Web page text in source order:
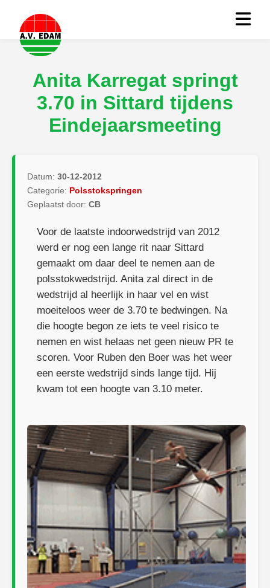
Anita Karregat springt
3.70 in Sittard tijdens
Eindejaarsmeeting
Datum: 30-12-2012
Categorie: Polsstokspringen
Geplaatst door: CB
Voor de laatste indoorwedstrijd van 2012
werd er nog een lange rit naar Sittard
gemaakt om daar deel te nemen aan de
polsstokwedstrijd. Anita zal direct in de
wedstrijd al heerlijk in haar vel en wist
moeiteloos weer de 3.70 te bedwingen. Na
die hoogte begon ze iets te veel risico te
nemen en wist helaas net geen nieuw PR te
scoren. Voor Ruben den Boer was het weer
een eerste wedstrijd sinds lange tijd. Hij
kwam tot een hoogte van 3.10 meter.